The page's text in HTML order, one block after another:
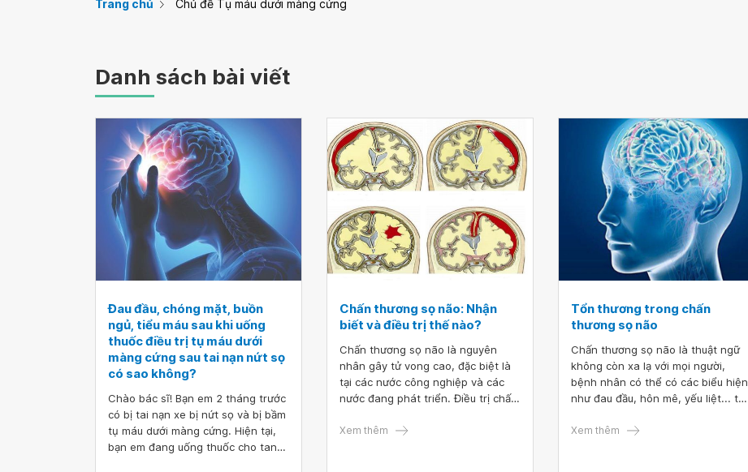
Trang chủ Chủ đề Tụ máu dưới màng cứng
Danh sách bài viết
Đau đầu, chóng mặt, buồn
ngủ, tiểu máu sau khi uống
thuốc điều trị tụ máu dưới
màng cứng sau tai nạn nứt sọ
có sao không?
Chào bác sĩ! Bạn em 2 tháng trước
có bị tai nạn xe bị nứt sọ và bị bầm
tụ máu dưới màng cứng. Hiện tại,
bạn em đang uống thuốc cho tan
Chấn thương sọ não: Nhận
biết và điều trị thế nào?
Chấn thương sọ não là nguyên
nhân gây tử vong cao, đặc biệt là
tại các nước công nghiệp và các
nước đang phát triển. Điều trị chấn
hỏi yếu tố chuyên môn, các thiết bị
Xem thêm
Tổn thương trong chấn
thương sọ não
Chấn thương sọ não là thuật ngữ
không còn xa lạ với mọi người,
bệnh nhân có thể có các biểu hiện
như đau đầu, hôn mê, yếu liệt... tùy
của não bộ.
Xem thêm